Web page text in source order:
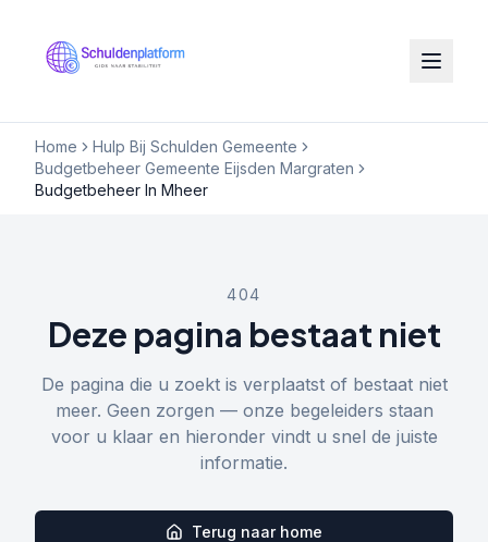
Home
Hulp Bij Schulden Gemeente
Budgetbeheer Gemeente Eijsden Margraten
Budgetbeheer In Mheer
404
Deze pagina bestaat niet
De pagina die u zoekt is verplaatst of bestaat niet
meer. Geen zorgen — onze begeleiders staan
voor u klaar en hieronder vindt u snel de juiste
informatie.
Terug naar home